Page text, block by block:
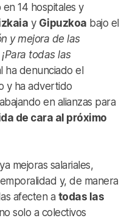
14 hospitales y
y Gipuzkoa bajo el
y mejora de las
todas las
ha denunciado el
y ha advertido
en alianzas para
de cara al próximo
mejoras salariales,
y, de manera
afecten a todas las
solo a colectivos